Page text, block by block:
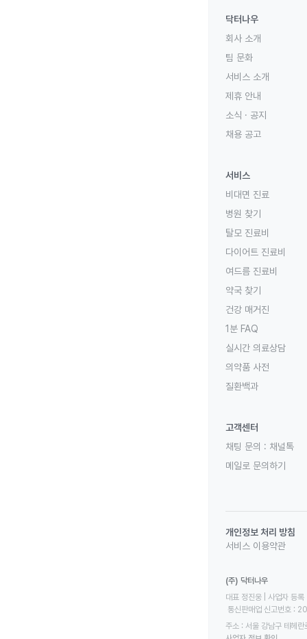
닥터나우
회사 소개
팀 문화
서비스 소개
제휴 안내
소식 · 공지
채용 공고
서비스
비대면 진료
병원 찾기
탈모 진료비
다이어트 진료비
여드름 진료비
약국 찾기
건강 매거진
1분 FAQ
실시간 의료상담
의약품 사전
질환백과
고객센터
채팅 문의 : 채널톡
메일로 문의하기
개인정보 처리 방침
서비스 이용약관
(주) 닥터나우
대표 정진웅 | 사업자
통신판매업 신고번호
주소 : 서울 강남구 테헤